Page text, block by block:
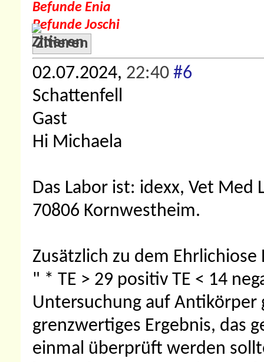
Befunde Enia
Befunde Joschi
Zitieren
02.07.2024, 22:40 #6
Schattenfell
Gast
Hi Michaela
Das Labor ist: idexx, Vet
70806 Kornwestheim.
Zusätzlich zu dem
" * TE > 29 positiv TE < 14
Untersuchung auf Antikörper
grenzwertiges Ergebnis, das
einmal überprüft werden